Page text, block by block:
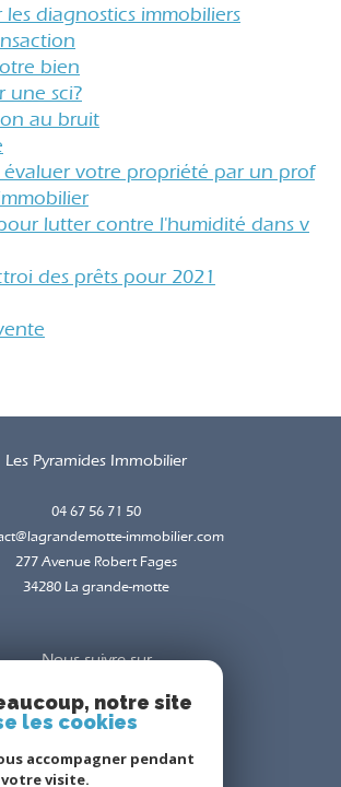
les diagnostics immobiliers
bien
une sci?
au bruit
des prêts pour 2021
Les Pyramides Immobilier
04 67 56 71 50
immobilier.com
277 Avenue Robert Fages
34280 la grande-motte
Nous suivre sur
notre site
les cookies
accompagner pendant
votre visite.